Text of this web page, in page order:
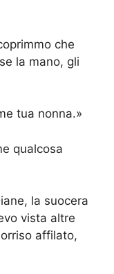
che
la mano, gli
tua nonna.»
qualcosa
la suocera
vista altre
affilato,